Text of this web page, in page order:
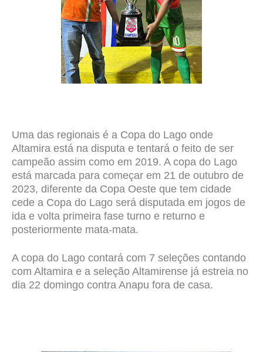
Uma das regionais é a Copa do Lago onde
Altamira está na disputa e tentará o feito de ser
campeão assim como em 2019. A copa do Lago
está marcada para começar em 21 de outubro de
2023, diferente da Copa Oeste que tem cidade
cede a Copa do Lago será disputada em jogos de
ida e volta primeira fase turno e returno e
posteriormente mata-mata.
A copa do Lago contará com 7 seleções contando
com Altamira e a seleção Altamirense já estreia no
dia 22 domingo contra Anapu fora de casa.